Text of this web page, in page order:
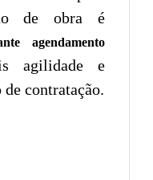
de obra é
agendamento
agilidade e
de contratação.